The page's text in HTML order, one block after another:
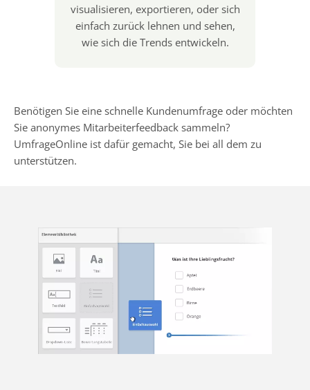
visualisieren, exportieren, oder sich
einfach zurück lehnen und sehen,
wie sich die Trends entwickeln.
Benötigen Sie eine schnelle Kundenumfrage oder möchten
Sie anonymes Mitarbeiterfeedback sammeln?
UmfrageOnline ist dafür gemacht, Sie bei all dem zu
unterstützen.